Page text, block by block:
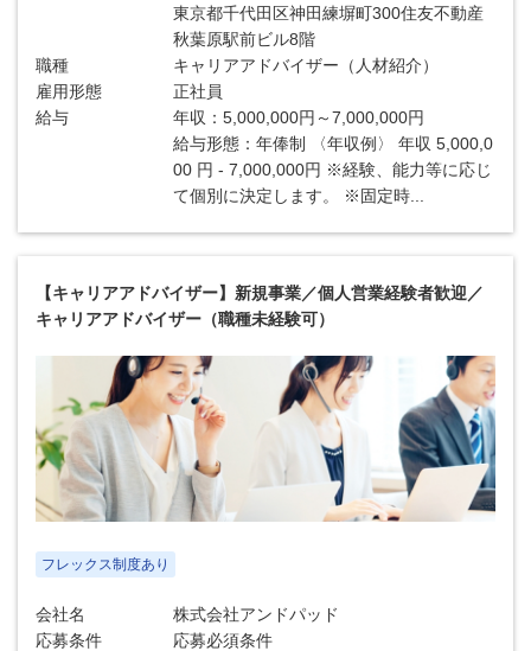
東京都千代田区神田練塀町300住友不動産
秋葉原駅前ビル8階
職種
キャリアアドバイザー（人材紹介）
雇用形態
正社員
給与
年収：5,000,000円～7,000,000円
給与形態：年俸制 〈年収例〉 年収 5,000,0
00 円 - 7,000,000円 ※経験、能力等に応じ
て個別に決定します。 ※固定時...
【キャリアアドバイザー】新規事業／個人営業経験者歓迎／
キャリアアドバイザー（職種未経験可）
フレックス制度あり
会社名
株式会社アンドパッド
応募条件
応募必須条件